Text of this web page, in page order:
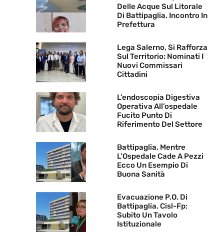
Delle Acque Sul Litorale
Di Battipaglia. Incontro In
Prefettura
Lega Salerno, Si Rafforza
Sul Territorio: Nominati I
Nuovi Commissari
Cittadini
L’endoscopia Digestiva
Operativa All’ospedale
Fucito Punto Di
Riferimento Del Settore
Battipaglia. Mentre
L’Ospedale Cade A Pezzi
Ecco Un Esempio Di
Buona Sanità
Evacuazione P.O. Di
Battipaglia. Cisl-Fp:
Subito Un Tavolo
Istituzionale